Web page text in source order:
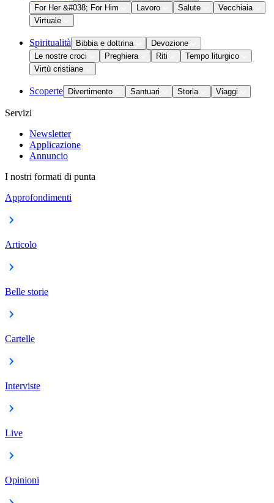
For Her &#038; For Him
Lavoro Salute
Vecchiaia
Virtuale
Spiritualità Bibbia e dottrina
Devozione
Le nostre croci
Preghiera Riti
Tempo liturgico
Virtù cristiane
Scoperte Divertimento Santuari Storia Viaggi
Servizi
Newsletter
Applicazione
Annuncio
I nostri formati di punta
Approfondimenti
Articolo
Belle storie
Cartelle
Interviste
Live
Opinioni